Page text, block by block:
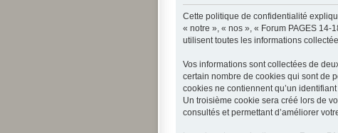
Cette politique de confidentialité
« notre », « nos », « Forum PAGES
utilisent toutes les informations
Vos informations sont collectées de
certain nombre de cookies qui sont de
cookies ne contiennent qu’un
Un troisième cookie sera créé lors de
consultés et permettant d’améliorer